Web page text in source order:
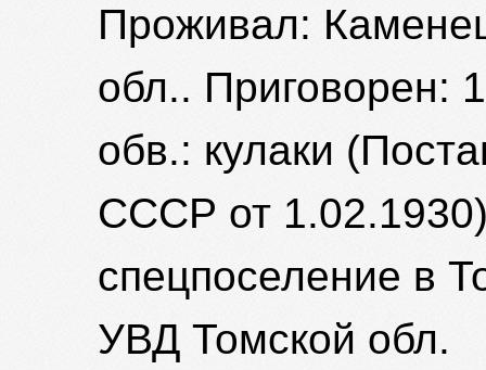
Проживал:
обл.. Приговорен:
обв.: кулаки
СССР от
спецпоселение в
УВД Томской обл.